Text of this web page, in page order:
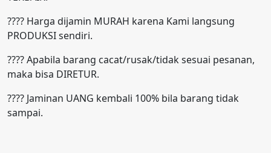
???? Harga dijamin MURAH karena Kami langsung
PRODUKSI sendiri.
???? Apabila barang cacat/rusak/tidak sesuai pesanan,
maka bisa DIRETUR.
???? Jaminan UANG kembali 100% bila barang tidak
sampai.